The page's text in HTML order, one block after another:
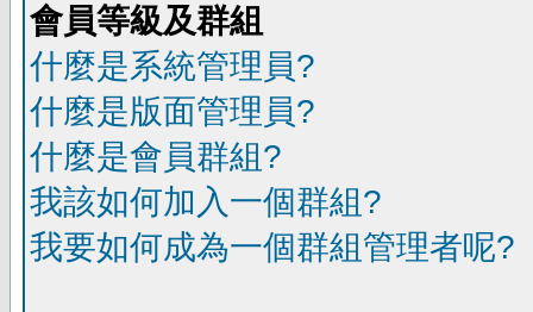
會員等級及群組
什麼是系統管理員?
什麼是版面管理員?
什麼是會員群組?
我該如何加入一個群組?
我要如何成為一個群組管理者呢?